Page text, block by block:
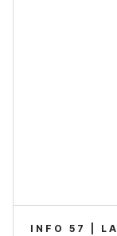
INFO 57 |